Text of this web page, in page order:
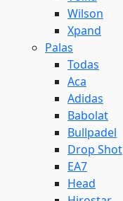
Wilson
Xpand
Palas
Todas
Aca
Adidas
Babolat
Bullpadel
Drop Shot
EA7
Head